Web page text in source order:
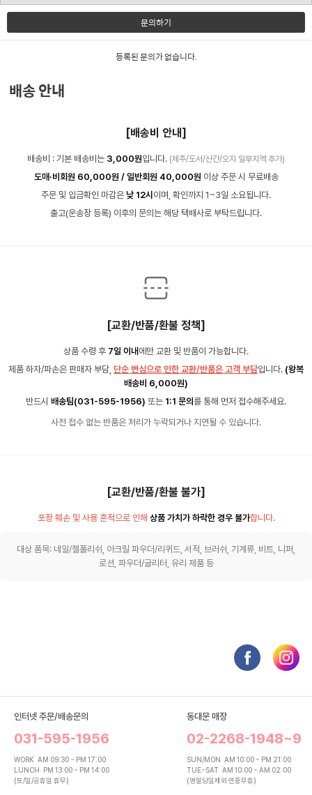
문의하기
등록된 문의가 없습니다.
배송 안내
[배송비 안내]
배송비 : 기본 배송비는 3,000원입니다. (제주/도서/산간/오지 일부지역 추가)
도매·비회원 60,000원 / 일반회원 40,000원 이상 주문 시 무료배송
주문 및 입금확인 마감은 낮 12시 이며, 확인까지 1~3일 소요됩니다.
출고(운송장 등록) 이후의 문의는 해당 택배사로 부탁드립니다.
[교환/반품/환불 정책]
상품 수령 후 7일 이내 에만 교환 및 반품이 가능합니다.
제품 하자/파손은 판매자 부담, 단순 변심으로 인한 교환/반품은 고객 부담입니다. (왕복
배송비 6,000원)
반드시 배송팀(031-595-1956) 또는 1:1 문의 를 통해 먼저 접수해주세요.
사전 접수 없는 반품은 처리가 누락되거나 지연될 수 있습니다.
[교환/반품/환불 불가]
포장 훼손 및 사용 흔적으로 인해 상품 가치가 하락한 경우 불가합니다.
대상 품목: 네일/젤폴리쉬, 아크릴 파우더/리퀴드, 서적, 브러쉬, 기계류, 비트, 니퍼,
로션, 파우더/글리터, 유리 제품 등
인터넷 주문/배송문의
031-595-1956
WORK AM 09:30 ~ PM 17:00
LUNCH PM 13:00 ~ PM 14:00
(토/일/공휴일 휴무)
동대문 매장
02-2268-1948~9
SUN/MON AM 10:00 ~ PM 21:00
TUE~SAT AM 10:00 ~ AM 02:00
(명절당일제외 연중무휴)